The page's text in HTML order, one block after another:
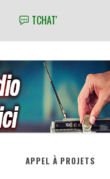
TCHAT'
APPEL À PROJETS